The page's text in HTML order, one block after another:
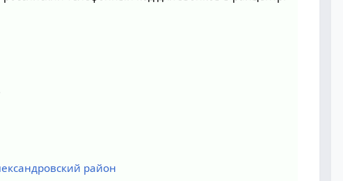
район